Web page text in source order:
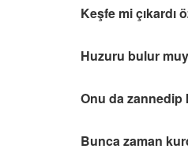
Keşfe mi çıkardı
Huzuru bulur
Onu da zannedip
Bunca zaman